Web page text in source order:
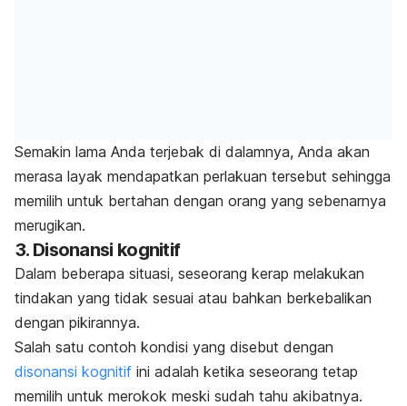
Semakin lama Anda terjebak di dalamnya, Anda akan
merasa layak mendapatkan perlakuan tersebut sehingga
memilih untuk bertahan dengan orang yang sebenarnya
merugikan.
3. Disonansi kognitif
Dalam beberapa situasi, seseorang kerap melakukan
tindakan yang tidak sesuai atau bahkan berkebalikan
dengan pikirannya.
Salah satu contoh kondisi yang disebut dengan
disonansi kognitif ini adalah ketika seseorang tetap
memilih untuk merokok meski sudah tahu akibatnya.